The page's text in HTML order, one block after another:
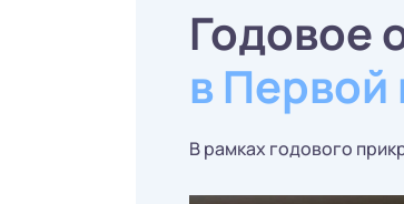
Годовое
в
В рамках годового